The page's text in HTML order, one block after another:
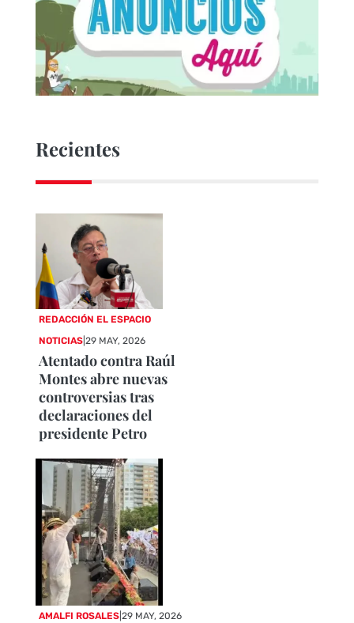
Recientes
REDACCIÓN EL ESPACIO
NOTICIAS |29 MAY, 2026
Atentado contra Raúl
Montes abre nuevas
controversias tras
declaraciones del
presidente Petro
AMALFI ROSALES |29 MAY, 2026